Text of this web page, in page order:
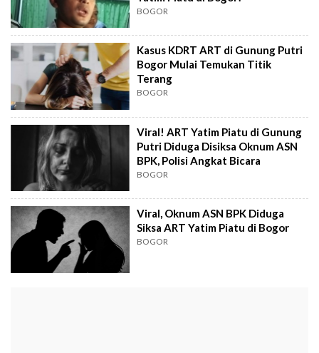
BOGOR
Kasus KDRT ART di Gunung Putri
Bogor Mulai Temukan Titik
Terang
BOGOR
Viral! ART Yatim Piatu di Gunung
Putri Diduga Disiksa Oknum ASN
BPK, Polisi Angkat Bicara
BOGOR
Viral, Oknum ASN BPK Diduga
Siksa ART Yatim Piatu di Bogor
BOGOR